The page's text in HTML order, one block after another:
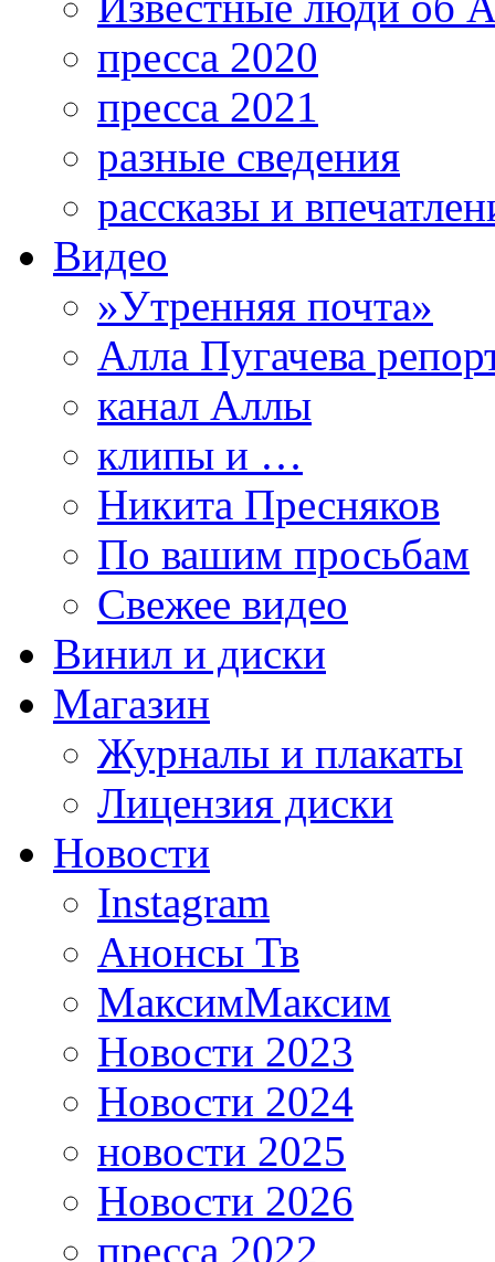
пресса 2020
пресса 2021
разные сведения
рассказы и
Видео
»Утренняя почта»
Алла Пугачева
канал Аллы
клипы и …
Никита Пресняков
По вашим просьбам
Свежее видео
Винил и диски
Магазин
Журналы и плакаты
Лицензия диски
Новости
Instagram
Анонсы Тв
МаксимМаксим
Новости 2023
Новости 2024
новости 2025
Новости 2026
пресса 2022